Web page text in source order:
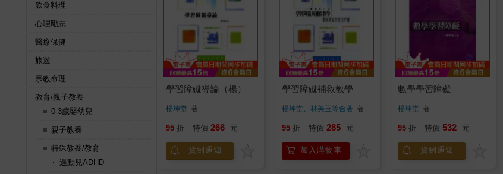
飲食料理
心理勵志
醫療保健
旅遊
宗教命理
教育/親子教養
0-3歲嬰幼兒
親子教養
特殊教養/教育
過動兒ADHD
學習障礙導論（楊）
楊坤堂著
95 折 特價 266 元
貨到通知
學習障礙補救教學
楊坤堂、林美玉等合著 著
95 折 特價 285 元
加入購物車
數學學習障礙
楊坤堂著
95 折 特價 532 元
貨到通知